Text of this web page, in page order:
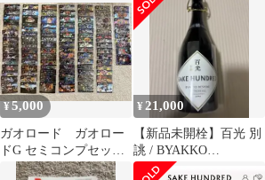
¥5,000
ガオロード ガオロー
ドG セミコンプセッ
ト 100/152枚
¥ 21,000
【新品未開栓】百光 別
誂 / BYAKKO
BESPOKE